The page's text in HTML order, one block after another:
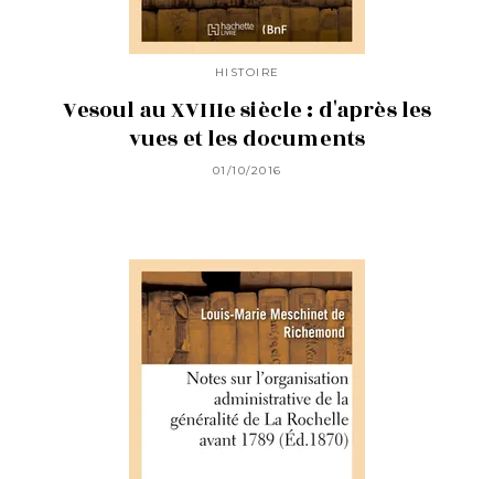
HISTOIRE
Vesoul au XVIIIe siècle : d'après les
vues et les documents
01/10/2016